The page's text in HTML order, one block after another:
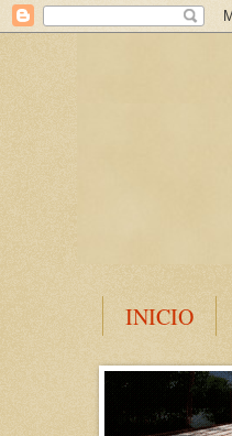
INICIO